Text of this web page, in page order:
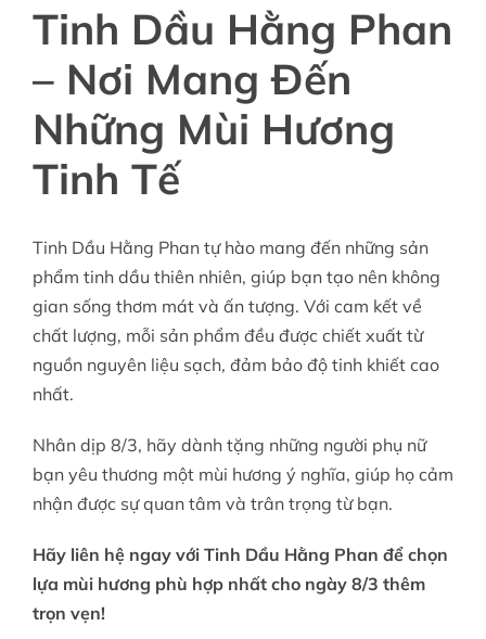
Tinh Dầu Hằng Phan
– Nơi Mang Đến
Những Mùi Hương
Tinh Tế
Tinh Dầu Hằng Phan tự hào mang đến những sản
phẩm tinh dầu thiên nhiên, giúp bạn tạo nên không
gian sống thơm mát và ấn tượng. Với cam kết về
chất lượng, mỗi sản phẩm đều được chiết xuất từ
nguồn nguyên liệu sạch, đảm bảo độ tinh khiết cao
nhất.
Nhân dịp 8/3, hãy dành tặng những người phụ nữ
bạn yêu thương một mùi hương ý nghĩa, giúp họ cảm
nhận được sự quan tâm và trân trọng từ bạn.
Hãy liên hệ ngay với Tinh Dầu Hằng Phan để chọn
lựa mùi hương phù hợp nhất cho ngày 8/3 thêm
trọn vẹn!